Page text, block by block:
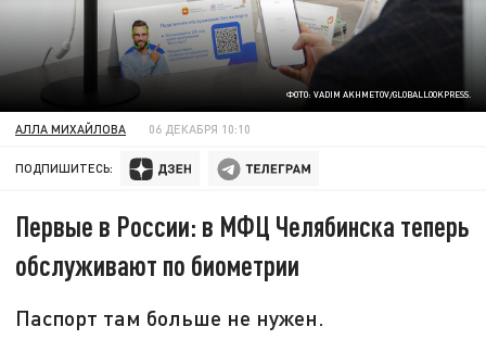
ФОТО: VADIM AKHMETOV/GLOBALLOOKPRESS.
АЛЛА МИХАЙЛОВА 06 ДЕКАБРЯ 10:10
ПОДПИШИТЕСЬ:
Первые в России: в МФЦ Челябинска теперь
обслуживают по биометрии
Паспорт там больше не нужен.